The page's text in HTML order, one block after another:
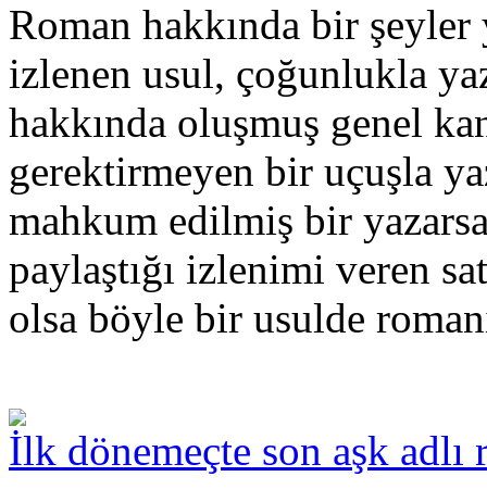
Roman hakkında bir
izlenen usul, çoğunlukla
hakkında oluşmuş genel
gerektirmeyen bir uçuşla
mahkum edilmiş bir
paylaştığı izlenimi veren
olsa böyle bir usulde
İlk dönemeçte son aşk adlı